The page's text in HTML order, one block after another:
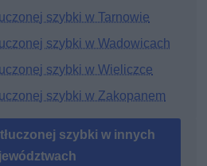
szybki w Tarnowie
szybki w Wadowicach
szybki w Wieliczce
szybki w Zakopanem
szybki w innych